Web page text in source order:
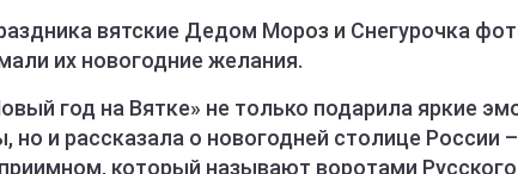
вятские Дедом Мороз и Снегурочка
их новогодние желания.
год на Вятке» не только подарила яркие
но и рассказала о новогодней столице России
который называют воротами